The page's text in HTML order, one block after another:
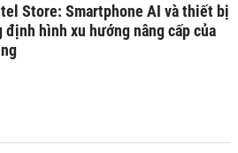
Store: Smartphone AI và thiết bị
định hình xu hướng nâng cấp của